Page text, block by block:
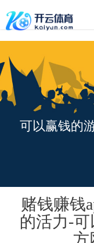
可以赢钱的
赌钱赚钱
的活力-
方